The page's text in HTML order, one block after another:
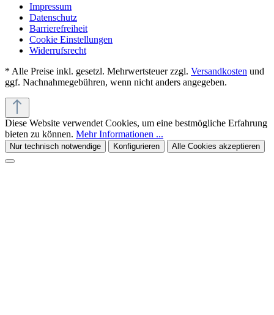
Impressum
Datenschutz
Barrierefreiheit
Cookie Einstellungen
Widerrufsrecht
* Alle Preise inkl. gesetzl. Mehrwertsteuer zzgl. Versandkosten und
ggf. Nachnahmegebühren, wenn nicht anders angegeben.
Diese Website verwendet Cookies, um eine bestmögliche Erfahrung
bieten zu können. Mehr Informationen ...
Nur technisch notwendige Konfigurieren Alle Cookies akzeptieren